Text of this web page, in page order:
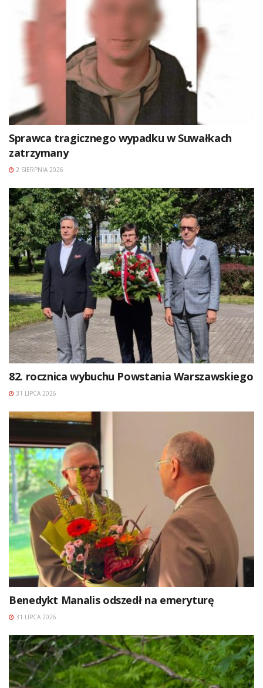
Sprawca tragicznego wypadku w Suwałkach
zatrzymany
2 SIERPNIA 2026
82. rocznica wybuchu Powstania Warszawskiego
31 LIPCA 2026
Benedykt Manalis odszedł na emeryturę
31 LIPCA 2026